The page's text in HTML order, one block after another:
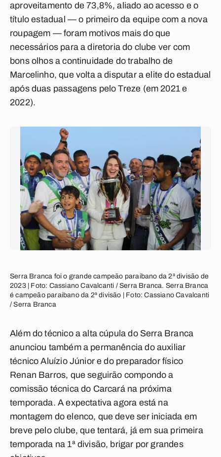
aproveitamento de 73,8%, aliado ao acesso e o
título estadual — o primeiro da equipe com a nova
roupagem — foram motivos mais do que
necessários para a diretoria do clube ver com
bons olhos a continuidade do trabalho de
Marcelinho, que volta a disputar a elite do estadual
após duas passagens pelo Treze (em 2021 e
2022).
Serra Branca foi o grande campeão paraibano da 2ª divisão de
2023 | Foto: Cassiano Cavalcanti / Serra Branca. Serra Branca
é campeão paraibano da 2ª divisão | Foto: Cassiano Cavalcanti
/ Serra Branca
Além do técnico a alta cúpula do Serra Branca
anunciou também a permanência do auxiliar
técnico Aluízio Júnior e do preparador físico
Renan Barros, que seguirão compondo a
comissão técnica do Carcará na próxima
temporada. A expectativa agora está na
montagem do elenco, que deve ser iniciada em
breve pelo clube, que tentará, já em sua primeira
temporada na 1ª divisão, brigar por grandes